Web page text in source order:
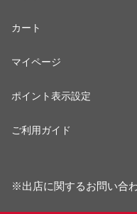
カート
マイページ
ポイント表示設定
ご利用ガイド
※出店に関するお問い合